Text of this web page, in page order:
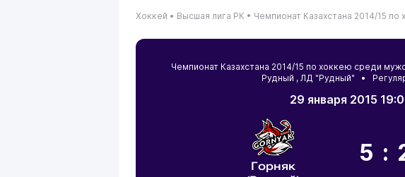
Хоккей • Высшая лига РК • Чемпионат Казахстана 2014/15
Чемпионат Казахстана 2014/15 по хоккею среди
Рудный , ЛД "Рудный" •
29 января 2015
Горняк